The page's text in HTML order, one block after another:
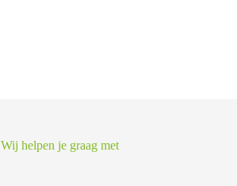
Wij helpen je graag met